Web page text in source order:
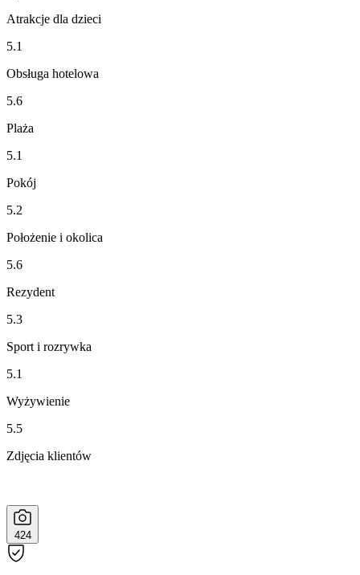
Atrakcje dla dzieci
5.1
Obsługa hotelowa
5.6
Plaża
5.1
Pokój
5.2
Położenie i okolica
5.6
Rezydent
5.3
Sport i rozrywka
5.1
Wyżywienie
5.5
Zdjęcia klientów
424